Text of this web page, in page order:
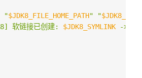
"$JDK8_FILE_HOME_PATH" "
软链接已创建: $JDK8_SYMLINK ->